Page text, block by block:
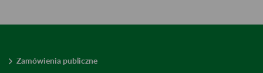
Zamówienia publiczne